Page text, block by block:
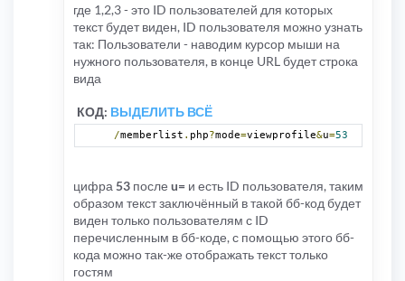
где 1,2,3 - это ID пользователей для которых
текст будет виден, ID пользователя можно узнать
так: Пользователи - наводим курсор мыши на
нужного пользователя, в конце URL будет строка
вида
КОД: ВЫДЕЛИТЬ ВСЁ
/memberlist . php?mode=viewprofile&u=53
цифра 53 после u= и есть ID пользователя, таким
образом текст заключённый в такой бб-код будет
виден только пользователям с ID
перечисленным в бб-коде, с помощью этого бб-
кода можно так-же отображать текст только
гостям